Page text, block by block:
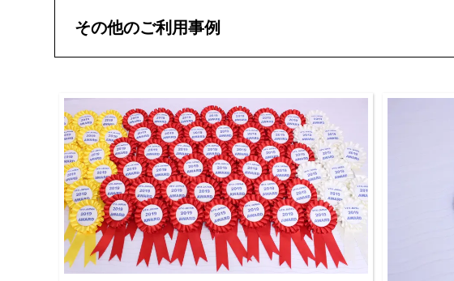
その他のご利用事例